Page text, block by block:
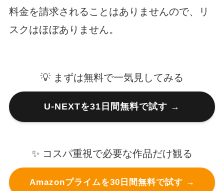
料金を請求されることはありませんので、リ
スクはほぼありません。
💡 まずは無料で一気見してみる
U-NEXTを31日間無料で試す →
✨ コスパ重視で必要な作品だけ観る
Amazonプライムを30日間無料で試す →